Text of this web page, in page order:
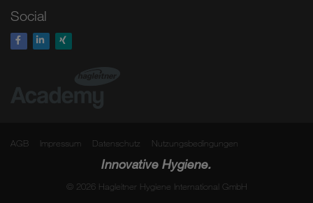
Social
AGB Impressum Datenschutz Nutzungsbedingungen
Innovative Hygiene.
© 2026 Hagleitner Hygiene International GmbH